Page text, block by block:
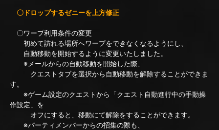
〇ドロップするゼニーを上方修正
〇ワープ利用条件の変更
初めて訪れる場所へワープをできなくなるようにし、
自動移動を開始するように変更いたしました。
※メールからの自動移動を開始した際、
クエストタブを選択から自動移動を解除することができま
す。
※ゲーム設定のクエストから「クエスト自動進行中の手動操
作設定」を
オフにすると、移動にて解除をすることができます。
※パーティメンバーからの招集の際も、